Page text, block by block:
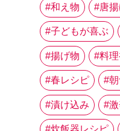
和え物 唐
子どもが喜ぶ
揚げ物 料
春レシピ
漬け込み
炊飯器レシピ